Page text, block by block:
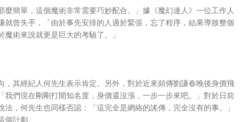
麼簡單，這個魔術非常需要巧妙配合。」據《魔幻達人》一位工作人
就曾失手，「由於事先安排的人過於緊張，忘了程序，結果導致整個
術來說就更是巨大的考驗了。」
，其經紀人何先生表示肯定。另外，對於近來頻傳劉謙春晚後身價飛
我們現在剛剛打開知名度，身價還沒漲，一步一步來吧。」對於日前
，何先生也同樣否認：「這完全是網絡的謠傳，完全沒有的事。」
計劃。